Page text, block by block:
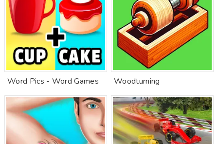
Word Pics - Word Games Woodturning